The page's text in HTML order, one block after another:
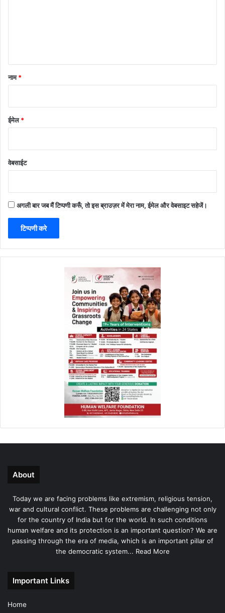
नाम*
ईमेल*
वेबसाईट
अगली बार जब मैं टिप्पणी करूँ, तो इस ब्राउज़र में मेरा नाम, ईमेल और वेबसाइट सहेजें।
About
Today we are facing problems like extremism, religious tension,
war and cultural conflict. These problems are challenging not only
for the country of India but for the world. In such conditions
human welfare and its protection is an important question? We are
passing through the era of media, which is an important pillar of
the democratic system... Read More
Important Links
Home